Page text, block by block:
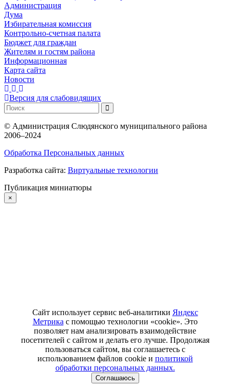
Администрация
Дума
Избирательная комиссия
Контрольно-счетная палата
Бюджет для граждан
Жителям и гостям района
Информационная
Карта сайта
Новости
Версия для слабовидящих
© Администрация Слюдянского муниципального района
2006–2024
Обработка Персональных данных
Разработка сайта: Виртуальные технологии
Публикация миниатюры
×
Сайт использует сервис веб-аналитики Яндекс
Метрика с помощью технологии «cookie». Это
позволяет нам анализировать взаимодействие
посетителей с сайтом и делать его лучше. Продолжая
пользоваться сайтом, вы соглашаетесь с
использованием файлов cookie и политикой
обработки персональных данных.
Соглашаюсь